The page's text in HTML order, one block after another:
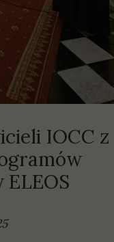
IOCC z